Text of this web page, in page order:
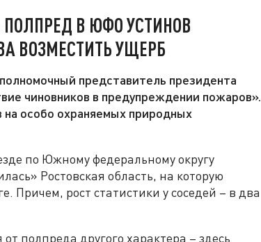
В ЮФО УСТИНОВ
ВОЗМЕСТИТЬ УЩЕРБ
представитель президента
чиновников в предупреждении пожаров».
особо охраняемых природных
по Южному федеральному округу
Ростовская область, на которую
Причем, рост статистики у соседей – в два
полпреда другого характера – здесь